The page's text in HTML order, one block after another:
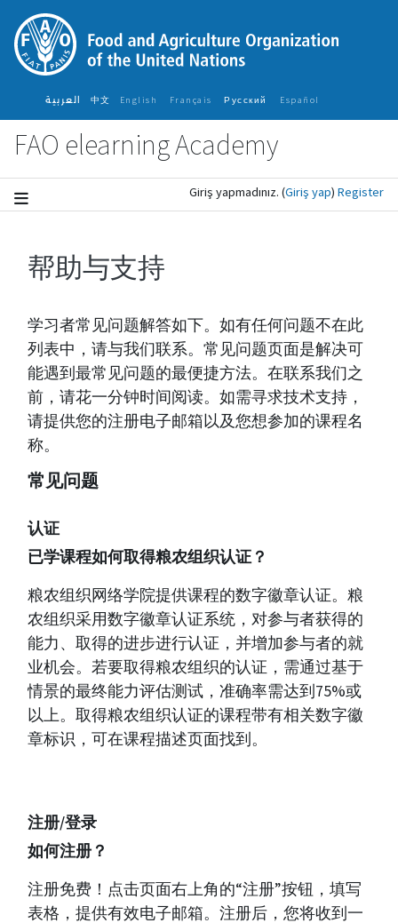
Ana içeriğe git
العربية 中文 English ‎ Français ‎ Русский ‎ Español ‎
FAO elearning Academy
Giriş yapmadınız. (Giriş yap) Register
帮助与支持
学习者常见问题解答如下。如有任何问题不在此
列表中，请与我们联系。常见问题页面是解决可
能遇到最常见问题的最便捷方法。在联系我们之
前，请花一分钟时间阅读。如需寻求技术支持，
请提供您的注册电子邮箱以及您想参加的课程名
称。
常见问题
认证
已学课程如何取得粮农组织认证？
粮农组织网络学院提供课程的数字徽章认证。粮
农组织采用数字徽章认证系统，对参与者获得的
能力、取得的进步进行认证，并增加参与者的就
业机会。若要取得粮农组织的认证，需通过基于
情景的最终能力评估测试，准确率需达到75%或
以上。取得粮农组织认证的课程带有相关数字徽
章标识，可在课程描述页面找到。
注册/登录
如何注册？
注册免费！点击页面右上角的“注册”按钮，填写
表格，提供有效电子邮箱。注册后，您将收到一